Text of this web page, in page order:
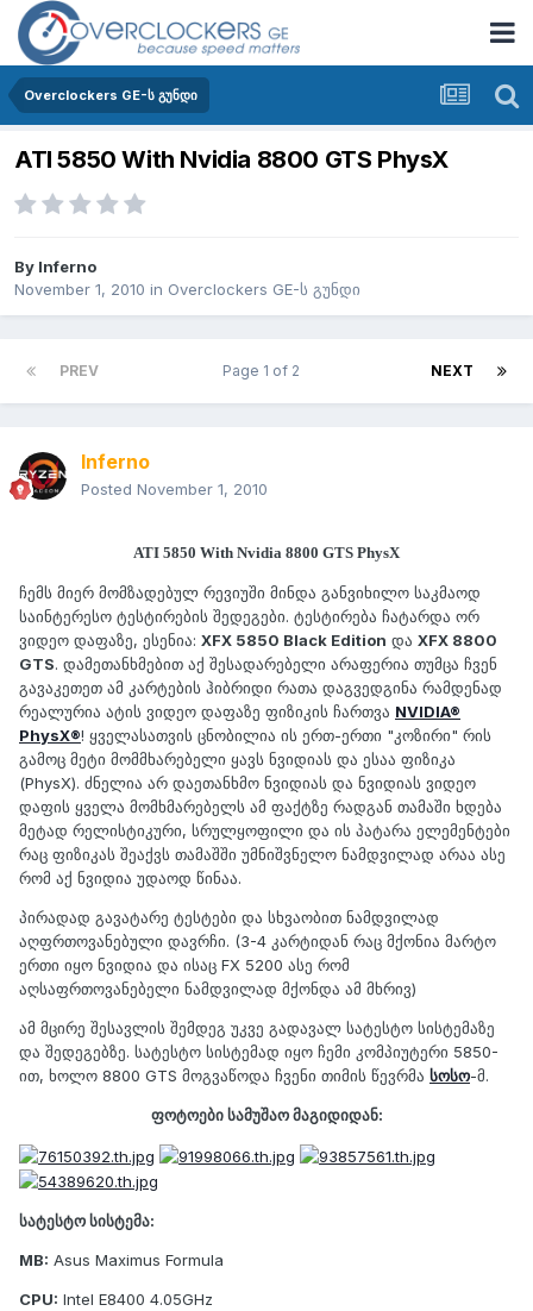
Overclockers GE-ს გუნდი
ATI 5850 With Nvidia 8800 GTS PhysX
By Inferno
November 1, 2010 in Overclockers GE-ს გუნდი
PREV NEXT
Page 1 of 2
Inferno
Posted November 1, 2010
ATI 5850 With Nvidia 8800 GTS PhysX
ჩემს მიერ მომზადებულ რევიუში მინდა განვიხილო საკმაოდ
საინტერესო ტესტირების შედეგები. ტესტირება ჩატარდა ორ
ვიდეო დაფაზე, ესენია: XFX 5850 Black Edition და XFX 8800
GTS. დამეთანხმებით აქ შესადარებელი არაფერია თუმცა ჩვენ
გავაკეთეთ ამ კარტების ჰიბრიდი რათა დაგვედგინა რამდენად
რეალურია ატის ვიდეო დაფაზე ფიზიკის ჩართვა NVIDIA®
PhysX®! ყველასათვის ცნობილია ის ერთ-ერთი "კოზირი" რის
გამოც მეტი მომმხარებელი ყავს ნვიდიას და ესაა ფიზიკა
(PhysX). ძნელია არ დაეთანხმო ნვიდიას და ნვიდიას ვიდეო
დაფის ყველა მომხმარებელს ამ ფაქტზე რადგან თამაში ხდება
მეტად რელისტიკური, სრულყოფილი და ის პატარა ელემენტები
რაც ფიზიკას შეაქვს თამაშში უმნიშვნელო ნამდვილად არაა ასე
რომ აქ ნვიდია უდაოდ წინაა.
პირადად გავატარე ტესტები და სხვაობით ნამდვილად
აღფრთოვანებული დავრჩი. (3-4 კარტიდან რაც მქონია მარტო
ერთი იყო ნვიდია და ისაც FX 5200 ასე რომ
აღსაფრთოვანებელი ნამდვილად მქონდა ამ მხრივ)
ამ მცირე შესავლის შემდეგ უკვე გადავალ სატესტო სისტემაზე
და შედეგებზე. სატესტო სისტემად იყო ჩემი კომპიუტერი 5850-
ით, ხოლო 8800 GTS მოგვაწოდა ჩვენი თიმის წევრმა სოსო-მ.
ფოტოები სამუშაო მაგიდიდან:
სატესტო სისტემა:
MB: Asus Maximus Formula
CPU: Intel E8400 4.05GHz